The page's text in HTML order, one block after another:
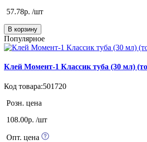
57.78р. /шт
В корзину
Популярное
Клей Момент-1 Классик туба (30 мл)
Код товара:501720
Розн. цена
108.00р. /шт
Опт. цена